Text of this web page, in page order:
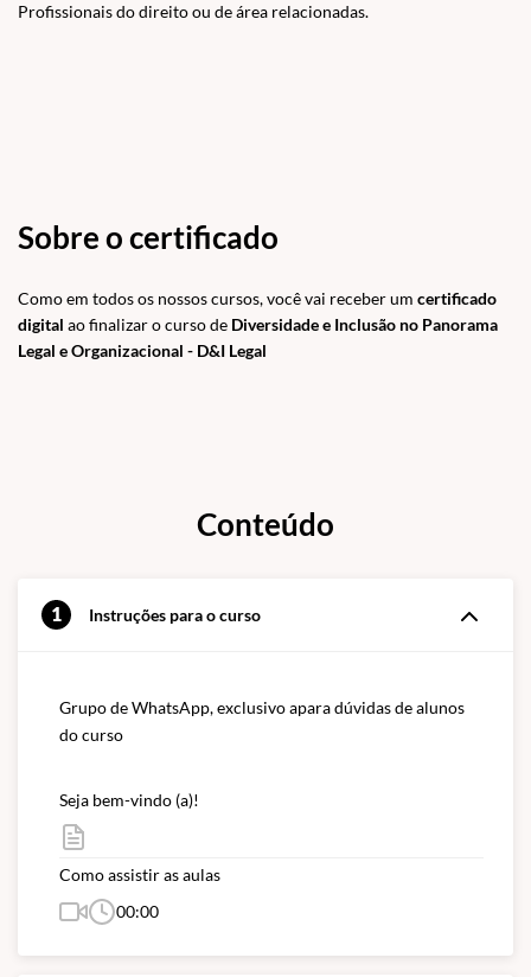
Profissionais do direito ou de área relacionadas.
Sobre o certificado
Como em todos os nossos cursos, você vai receber um certificado
digital ao finalizar o curso de Diversidade e Inclusão no Panorama
Legal e Organizacional - D&I Legal
Conteúdo
1 Instruções para o curso
Grupo de WhatsApp, exclusivo apara dúvidas de alunos
do curso
Seja bem-vindo (a)!
Como assistir as aulas
00:00